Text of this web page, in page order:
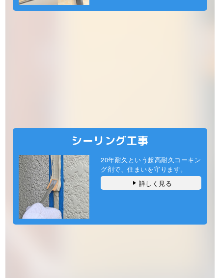
シーリング工事
20年耐久という超高耐久コーキン
グ剤で、住まいを守ります。
詳しく見る